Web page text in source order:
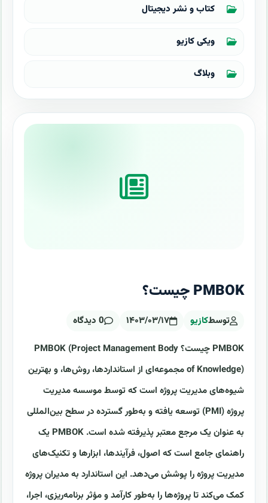
کتاب و نشر دیجیتال
ویکی کازیو
وبلاگ
PMBOK چیست؟
توسطکازیو ۱۴۰۳/۰۳/۱۷ 0 دیدگاه
PMBOK چیست؟ PMBOK (Project Management Body
of Knowledge) مجموعه‌ای از استانداردها، روش‌ها، و بهترین
شیوه‌های مدیریت پروژه است که توسط موسسه مدیریت
پروژه (PMI) توسعه یافته و به‌طور گسترده در سطح بین‌المللی
به عنوان یک مرجع معتبر پذیرفته شده است. PMBOK یک
راهنمای جامع است که اصول، فرآیندها، ابزارها و تکنیک‌های
مدیریت پروژه را پوشش می‌دهد. این استاندارد به مدیران پروژه
کمک می‌کند تا پروژه‌ها را به‌طور کارآمد و مؤثر برنامه‌ریزی، اجرا،